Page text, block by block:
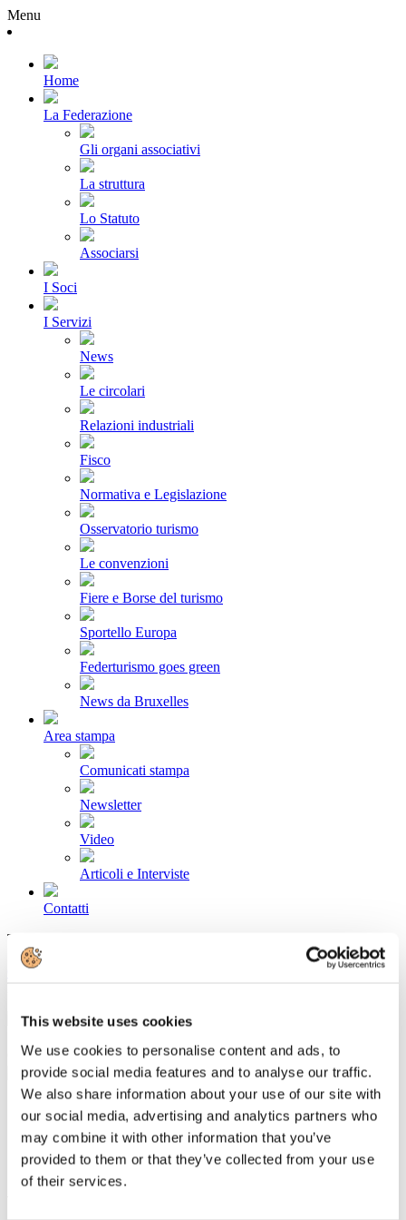
This website uses cookies
We use cookies to personalise content and ads, to
provide social media features and to analyse our traffic.
We also share information about your use of our site with
our social media, advertising and analytics partners who
may combine it with other information that you’ve
provided to them or that they’ve collected from your use
of their services.
Menu
Home
La Federazione
Gli organi associativi
La struttura
Lo Statuto
Associarsi
I Soci
I Servizi
News
Le circolari
Relazioni industriali
Fisco
Normativa e Legislazione
Osservatorio turismo
Le convenzioni
Fiere e Borse del turismo
Sportello Europa
Federturismo goes green
News da Bruxelles
Area stampa
Comunicati stampa
Newsletter
Video
Articoli e Interviste
Contatti
Tel. +39 320 57 80 986
Email segreteria@federturismo.it
Come aderire
Cerca...
Subito.it/Future Concept Lab: per la
Generazione Z il più grande desiderio è